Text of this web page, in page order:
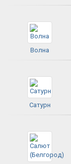
Волна
Сатурн